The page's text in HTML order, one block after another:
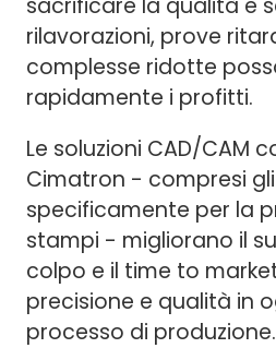
rilavorazioni, prove
complesse ridotte
rapidamente i profitti.
Le soluzioni CAD/CAM
Cimatron - compresi
specificamente per la
stampi - migliorano il
colpo e il time to
precisione e qualità in
processo di produzione.